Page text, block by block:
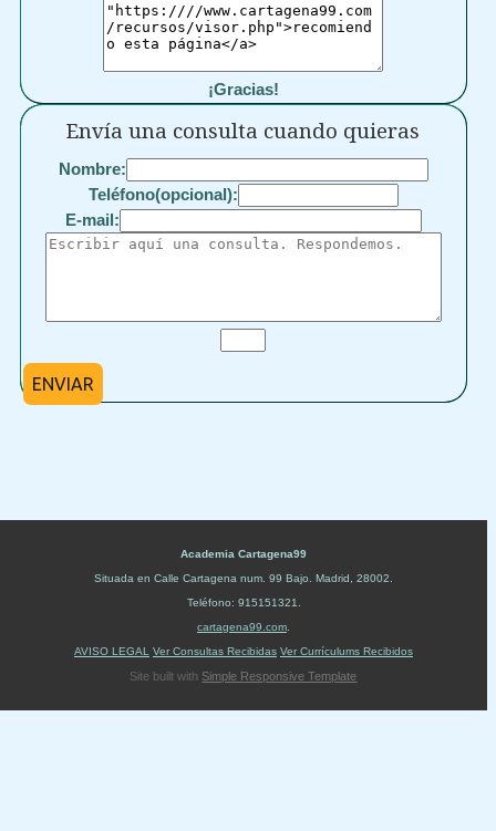
¡Gracias!
Envía una consulta cuando quieras
Nombre:
Teléfono(opcional):
E-mail:
ENVIAR
Academia Cartagena99
Situada en Calle Cartagena num. 99 Bajo Madrid 28002
Teléfono: 915151321
cartagena99.com
AVISO LEGAL
Ver Consultas Recibidas Ver Currículums Recibidos
Site built with Simple Responsive Template